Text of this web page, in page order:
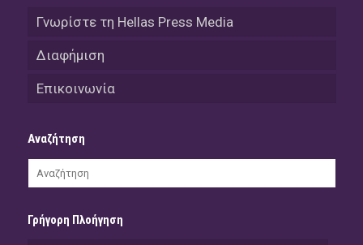
Γνωρίστε τη Hellas Press Media
Διαφήμιση
Επικοινωνία
Αναζήτηση
Γρήγορη Πλοήγηση